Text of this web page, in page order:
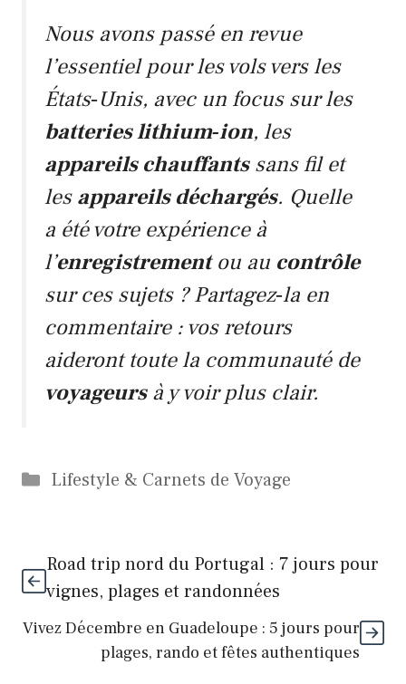
Nous avons passé en revue
l’essentiel pour les vols vers les
États‑Unis, avec un focus sur les
batteries lithium‑ion, les
appareils chauffantssans fil et
lesappareils déchargés. Quelle
a été votre expérience à
l’enregistrementou au contrôle
sur ces sujets ? Partagez‑la en
commentaire : vos retours
aideront toute la communauté de
voyageursà y voir plus clair.
Catégories
Lifestyle & Carnets de Voyage
Road trip nord du Portugal : 7 jours pour
vignes, plages et randonnées
Vivez Décembre en Guadeloupe : 5 jours pour
plages, rando et fêtes authentiques